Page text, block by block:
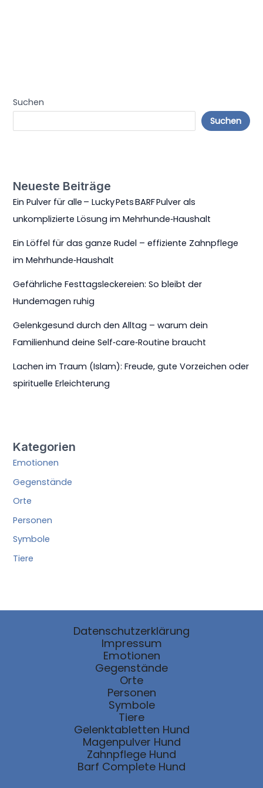
Suchen
Suchen
Neueste Beiträge
Ein Pulver für alle – Lucky Pets BARF Pulver als
unkomplizierte Lösung im Mehrhunde‑Haushalt
Ein Löffel für das ganze Rudel – effiziente Zahnpflege
im Mehrhunde‑Haushalt
Gefährliche Festtagsleckereien: So bleibt der
Hundemagen ruhig
Gelenkgesund durch den Alltag – warum dein
Familienhund deine Self‑care‑Routine braucht
Lachen im Traum (Islam): Freude, gute Vorzeichen oder
spirituelle Erleichterung
Kategorien
Emotionen
Gegenstände
Orte
Personen
Symbole
Tiere
Datenschutzerklärung
Impressum
Emotionen
Gegenstände
Orte
Personen
Symbole
Tiere
Gelenktabletten Hund
Magenpulver Hund
Zahnpflege Hund
Barf Complete Hund